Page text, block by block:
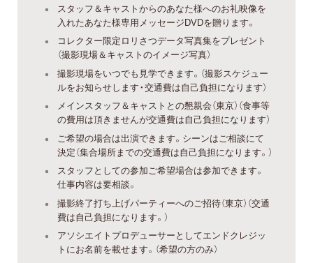
スタッフ＆キャストからのあなた様へのお礼映像を
入れたあなた様専用メッセージDVDを贈ります。
コレクター限定ロリさつデータ写真集をプレゼント
（撮影現場＆キャストのイメージ写真）
撮影現場をいつでも見学できます。（撮影スケジュー
ルをお知らせします・交通費は自己負担になります）
メインスタッフ＆キャストとの懇親会（東京）（食事等
の費用は頂きませんが交通費は自己負担になります）
ご希望の場合は出演できます。シーンはご相談にて
決定（集合場所までの交通費は自己負担になります。）
スタッフとしての参加ご希望場合は参加できます。
仕事内容は要相談。
撮影終了打ち上げパーティーへのご招待（東京）（交通
費は自己負担になります。）
アソシエイトプロデューサーとしてエンドクレジッ
トにお名前を載せます。（希望の方のみ）